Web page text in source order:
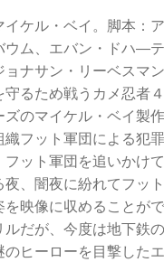
ケル・ベイ。脚本：
ウム、エバン・ドハ―
ナサン・リーベスマ
るため戦うカメ忍者
のマイケル・ベイ製
フット軍団による犯
ット軍団を追いかけ
、闇夜に紛れてフッ
映像に収めることがで
だが、今度は地下鉄
ヒーローを目撃した